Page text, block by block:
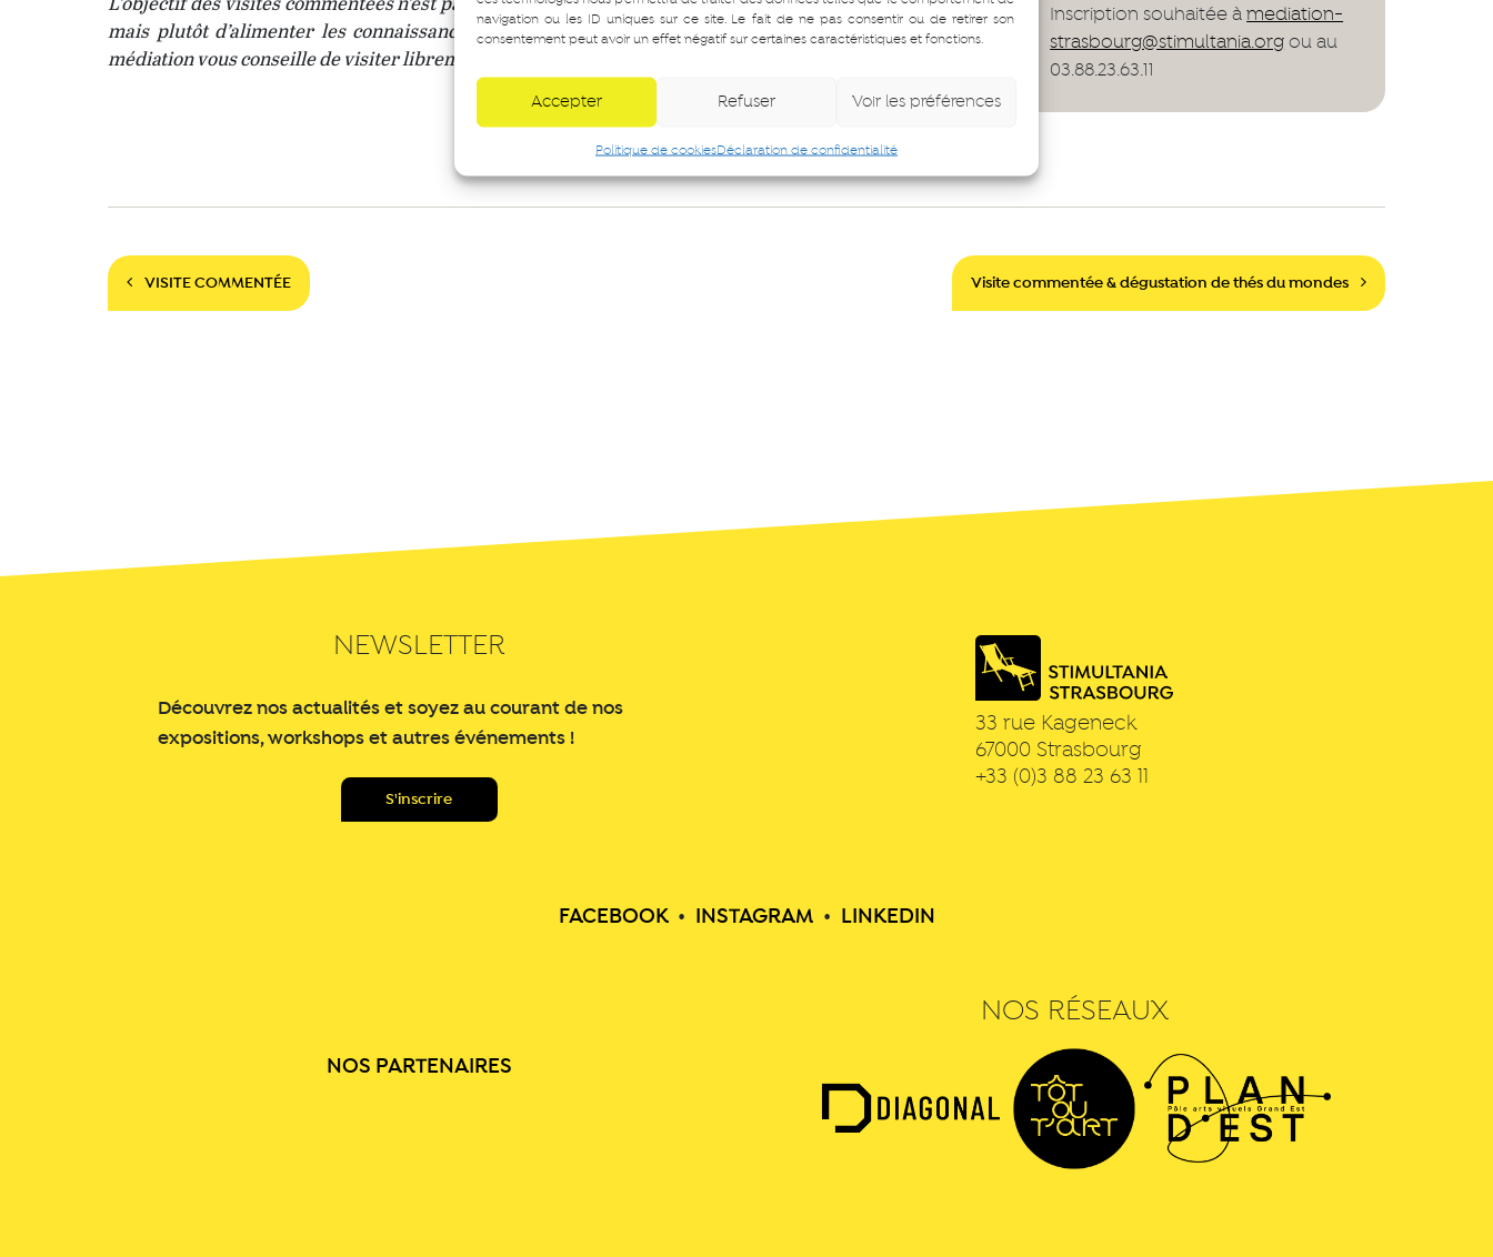
navigation ou les ID uniques sur ce site. Le fait de ne pas consentir ou de retirer son
consentement peut avoir un effet négatif sur certaines caractéristiques et fonctions.
Accepter Refuser Voir les préférences
Politique de cookiesDéclaration de confidentialité
Inscription souhaitée àmediation-
strasbourg@stimultania.orgou au
03.88.23.63.11
mais plutôt d’alimenter les connaissances et engager une réflexion construite. L’équipe de
médiation vous conseille de visiter librement l’exposition, en amont de la visite commentée.
Navigation
VISITE COMMENTÉE Visite commentée & dégustation de thés du mondes
NEWSLETTER
Découvrez nos actualités et soyez au courant de nos
expositions, workshops et autres événements !
33 rue Kageneck
67000 Strasbourg
+33 (0)3 88 23 63 11
FACEBOOK • INSTAGRAM • LINKEDIN
NOS PARTENAIRES
NOS RÉSEAUX